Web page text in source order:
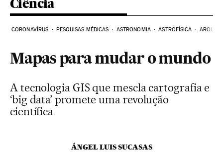
Ciência
CORONAVÍRUS PESQUISAS MÉDICAS ASTRONOMIA ASTROFÍSICA
Mapas para mudar o mundo
A tecnologia GIS que mescla cartografia e
‘big data’ promete uma revolução
científica
ÁNGEL LUIS SUCASAS